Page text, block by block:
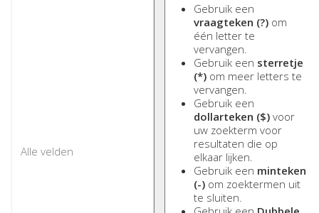
Gebruik een
vraagteken (?) om
één letter te
vervangen.
Gebruik een sterretje
(*) om meer letters te
vervangen.
Gebruik een
dollarteken ($) voor
uw zoekterm voor
resultaten die op
elkaar lijken.
Gebruik een minteken
(-) om zoektermen uit
te sluiten.